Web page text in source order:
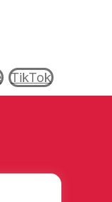
TikTok